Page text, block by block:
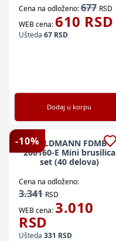
Cena na odloženo:677 RSD
WEB cena:610 RSD
Ušteda 67 RSD
Dodaj u korpu
-10%
FIELDMANN FDMB
200160-E Mini brusilica
set (40 delova)
Cena na odloženo:
3.341 RSD
WEB cena:3.010
RSD
Ušteda 331 RSD